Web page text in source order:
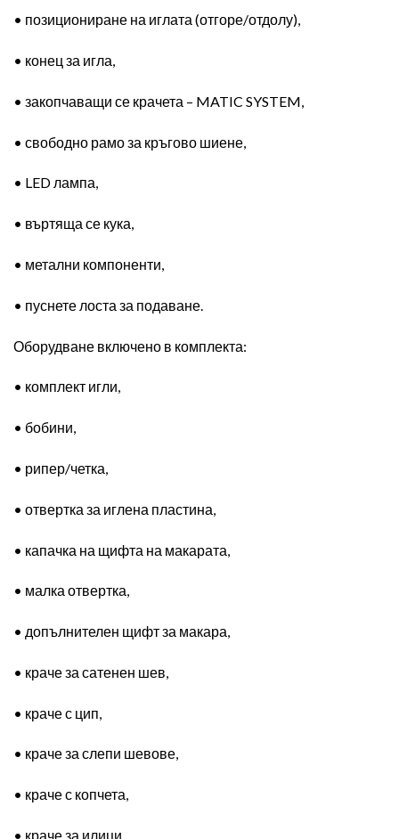
• позициониране на иглата (отгоре/отдолу),
• конец за игла,
• закопчаващи се крачета – MATIC SYSTEM,
• свободно рамо за кръгово шиене,
• LED лампа,
• въртяща се кука,
• метални компоненти,
• пуснете лоста за подаване.
Оборудване включено в комплекта:
• комплект игли,
• бобини,
• рипер/четка,
• отвертка за иглена пластина,
• капачка на щифта на макарата,
• малка отвертка,
• допълнителен щифт за макара,
• краче за сатенен шев,
• краче с цип,
• краче за слепи шевове,
• краче с копчета,
• краче за илици,